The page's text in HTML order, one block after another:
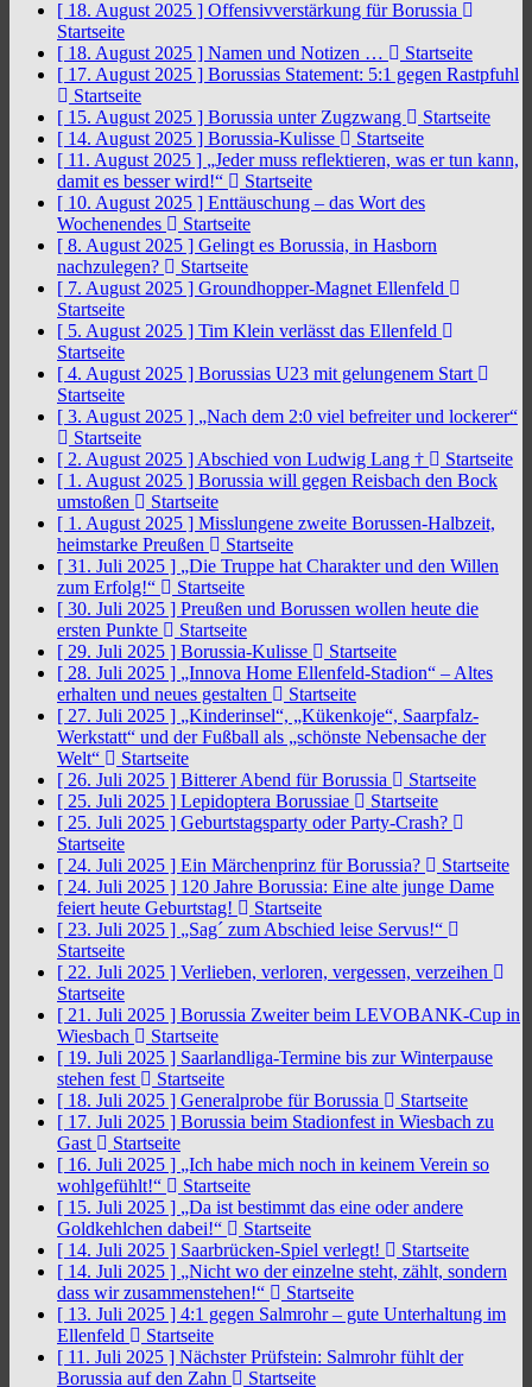
[ 18. August 2025 ] Offensivverstärkung für Borussia
Startseite
[ 18. August 2025 ] Namen und Notizen …
Startseite
[ 17. August 2025 ] Borussias Statement: 5:1 gegen Rastpfuhl
Startseite
[ 15. August 2025 ] Borussia unter Zugzwang
Startseite
[ 14. August 2025 ] Borussia-Kulisse
Startseite
[ 11. August 2025 ] „Jeder muss reflektieren, was er tun kann,
damit es besser wird!“
Startseite
[ 10. August 2025 ] Enttäuschung – das Wort des
Wochenendes
Startseite
[ 8. August 2025 ] Gelingt es Borussia, in Hasborn
nachzulegen?
Startseite
[ 7. August 2025 ] Groundhopper-Magnet Ellenfeld
Startseite
[ 5. August 2025 ] Tim Klein verlässt das Ellenfeld
Startseite
[ 4. August 2025 ] Borussias U23 mit gelungenem Start
Startseite
[ 3. August 2025 ] „Nach dem 2:0 viel befreiter und lockerer“
Startseite
[ 2. August 2025 ] Abschied von Ludwig Lang †
Startseite
[ 1. August 2025 ] Borussia will gegen Reisbach den Bock
umstoßen
Startseite
[ 1. August 2025 ] Misslungene zweite Borussen-Halbzeit,
heimstarke Preußen
Startseite
[ 31. Juli 2025 ] „Die Truppe hat Charakter und den Willen
zum Erfolg!“
Startseite
[ 30. Juli 2025 ] Preußen und Borussen wollen heute die
ersten Punkte
Startseite
[ 29. Juli 2025 ] Borussia-Kulisse
Startseite
[ 28. Juli 2025 ] „Innova Home Ellenfeld-Stadion“ – Altes
erhalten und neues gestalten
Startseite
[ 27. Juli 2025 ] „Kinderinsel“, „Kükenkoje“, Saarpfalz-
Werkstatt“ und der Fußball als „schönste Nebensache der
Welt“
Startseite
[ 26. Juli 2025 ] Bitterer Abend für Borussia
Startseite
[ 25. Juli 2025 ] Lepidoptera Borussiae
Startseite
[ 25. Juli 2025 ] Geburtstagsparty oder Party-Crash?
Startseite
[ 24. Juli 2025 ] Ein Märchenprinz für Borussia?
Startseite
[ 24. Juli 2025 ] 120 Jahre Borussia: Eine alte junge Dame
feiert heute Geburtstag!
Startseite
[ 23. Juli 2025 ] „Sag´ zum Abschied leise Servus!“
Startseite
[ 22. Juli 2025 ] Verlieben, verloren, vergessen, verzeihen
Startseite
[ 21. Juli 2025 ] Borussia Zweiter beim LEVOBANK-Cup in
Wiesbach
Startseite
[ 19. Juli 2025 ] Saarlandliga-Termine bis zur Winterpause
stehen fest
Startseite
[ 18. Juli 2025 ] Generalprobe für Borussia
Startseite
[ 17. Juli 2025 ] Borussia beim Stadionfest in Wiesbach zu
Gast
Startseite
[ 16. Juli 2025 ] „Ich habe mich noch in keinem Verein so
wohlgefühlt!“
Startseite
[ 15. Juli 2025 ] „Da ist bestimmt das eine oder andere
Goldkehlchen dabei!“
Startseite
[ 14. Juli 2025 ] Saarbrücken-Spiel verlegt!
Startseite
[ 14. Juli 2025 ] „Nicht wo der einzelne steht, zählt, sondern
dass wir zusammenstehen!“
Startseite
[ 13. Juli 2025 ] 4:1 gegen Salmrohr – gute Unterhaltung im
Ellenfeld
Startseite
[ 11. Juli 2025 ] Nächster Prüfstein: Salmrohr fühlt der
Borussia auf den Zahn
Startseite